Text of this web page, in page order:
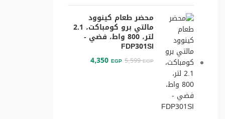
محضر طعام كينوود
مالتي برو كومباكت، 2.1
لتر، 800 واط، فضي -
FDP301SI
5,599EGP
4,350 EGP